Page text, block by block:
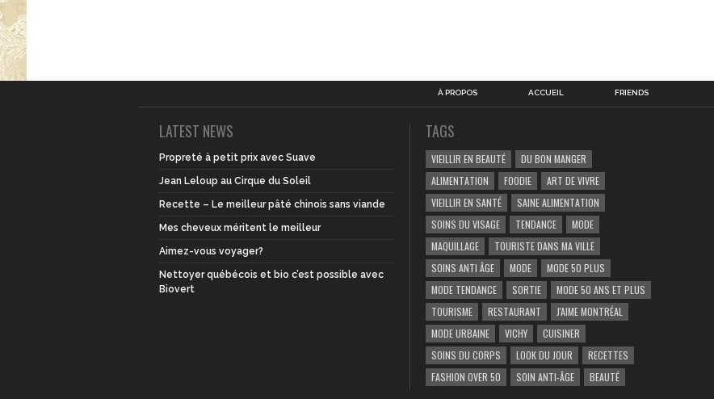
À PROPOS ACCUEIL FRIENDS
LATEST NEWS
Propreté à petit prix avec Suave
Jean Leloup au Cirque du Soleil
Recette – Le meilleur pâté chinois sans viande
Mes cheveux méritent le meilleur
Aimez-vous voyager?
Nettoyer québécois et bio c’est possible avec
Biovert
TAGS
VIEILLIR EN BEAUTÉ
DU BON MANGER
ALIMENTATION
FOODIE
ART DE VIVRE
VIEILLIR EN SANTÉ
SAINE ALIMENTATION
SOINS DU VISAGE
TENDANCE
MODE
MAQUILLAGE
TOURISTE DANS MA VILLE
SOINS ANTI ÂGE
MODE
MODE 50 PLUS
MODE TENDANCE
SORTIE
MODE 50 ANS ET PLUS
TOURISME
RESTAURANT
J'AIME MONTRÉAL
MODE URBAINE
VICHY
CUISINER
SOINS DU CORPS
LOOK DU JOUR
RECETTES
FASHION OVER 50
SOIN ANTI-ÂGE BEAUTÉ